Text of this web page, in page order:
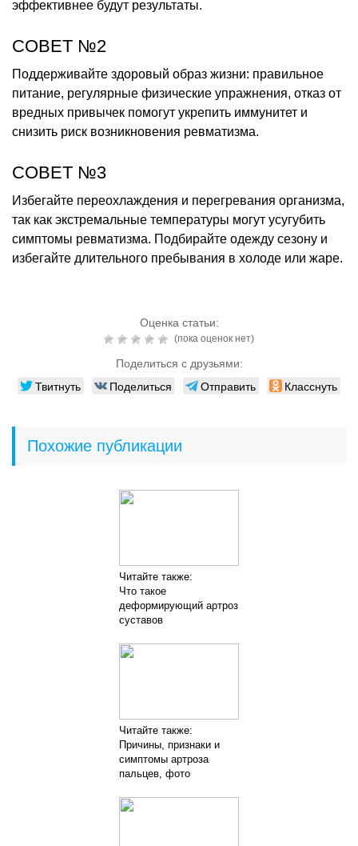
эффективнее будут результаты.
СОВЕТ №2
Поддерживайте здоровый образ жизни: правильное
питание, регулярные физические упражнения, отказ от
вредных привычек помогут укрепить иммунитет и
снизить риск возникновения ревматизма.
СОВЕТ №3
Избегайте переохлаждения и перегревания организма,
так как экстремальные температуры могут усугубить
симптомы ревматизма. Подбирайте одежду сезону и
избегайте длительного пребывания в холоде или жаре.
Оценка статьи:
(пока оценок нет)
Поделиться с друзьями:
Твитнуть Поделиться Отправить Класснуть
Похожие публикации
Читайте также:
Что такое
деформирующий артроз
суставов
Читайте также:
Причины, признаки и
симптомы артроза
пальцев, фото